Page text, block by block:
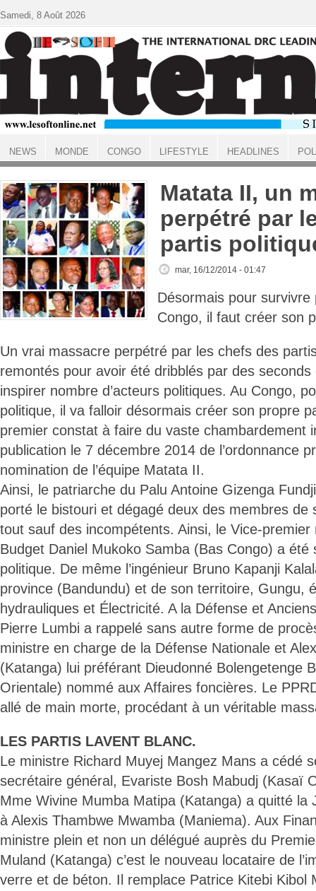
ACCUEIL
Matata II, un
perpétré par
partis
mar, 16/12/2014 - 01:47
Désormais pour survivre
Congo, il faut créer son
Un vrai massacre perpétré par les chefs des
remontés pour avoir été dribblés par des
inspirer nombre d’acteurs politiques. Au Congo,
politique, il va falloir désormais créer son propre
premier constat à faire du vaste chambardement
publication le 7 décembre 2014 de l’ordonnance
nomination de l’équipe Matata II.
Ainsi, le patriarche du Palu Antoine Gizenga
porté le bistouri et dégagé deux des membres de
tout sauf des incompétents. Ainsi, le Vice-
Budget Daniel Mukoko Samba (Bas Congo) a été
politique. De même l’ingénieur Bruno Kapanji
province (Bandundu) et de son territoire, Gungu,
hydrauliques et Électricité. A la Défense et
Pierre Lumbi a rappelé sans autre forme de
ministre en charge de la Défense Nationale et
(Katanga) lui préférant Dieudonné Bolengetenge
Orientale) nommé aux Affaires foncières. Le
allé de main morte, procédant à un véritable
LES PARTIS LAVENT BLANC.
Le ministre Richard Muyej Mangez Mans a cédé
secrétaire général, Evariste Bosh Mabudj (Kasaï
Mme Wivine Mumba Matipa (Katanga) a quitté la
à Alexis Thambwe Mwamba (Maniema). Aux
ministre plein et non un délégué auprès du
Muland (Katanga) c’est le nouveau locataire de
verre et de béton. Il remplace Patrice Kitebi Kibol
Samedi, 8 Août 2026
NEWS MONDE CONGO LIFESTYLE HEADLINES